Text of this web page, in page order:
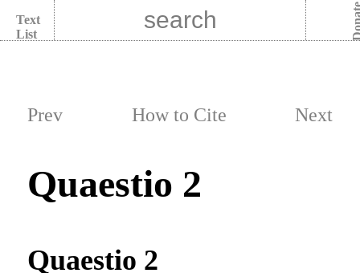
Text
List
Prev How to Cite Next
Quaestio 2
Quaestio 2